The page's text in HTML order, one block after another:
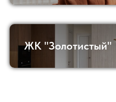
ЖК "Золотистый"